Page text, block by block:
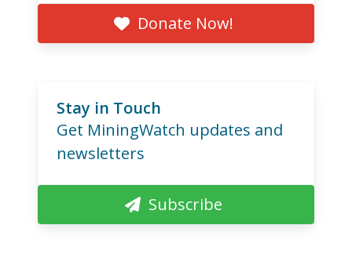
Donate Now!
Stay in Touch
Get MiningWatch updates and
newsletters
Subscribe